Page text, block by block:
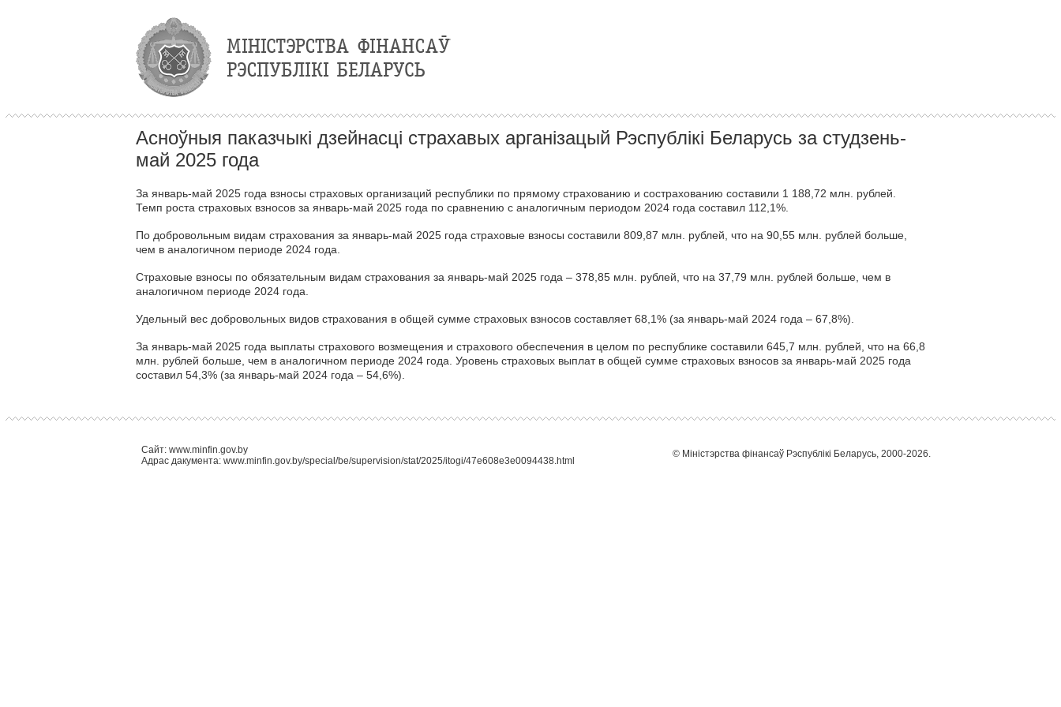
Асноўныя паказчыкі дзейнасці страхавых арганізацый Рэспублікі Беларусь за студзень-
май 2025 года
За январь-май 2025 года взносы страховых организаций республики по прямому страхованию и сострахованию составили 1 188,72 млн. рублей.
Темп роста страховых взносов за январь-май 2025 года по сравнению с аналогичным периодом 2024 года составил 112,1%.
По добровольным видам страхования за январь-май 2025 года страховые взносы составили 809,87 млн. рублей, что на 90,55 млн. рублей больше,
чем в аналогичном периоде 2024 года.
Страховые взносы по обязательным видам страхования за январь-май 2025 года – 378,85 млн. рублей, что на 37,79 млн. рублей больше, чем в
аналогичном периоде 2024 года.
Удельный вес добровольных видов страхования в общей сумме страховых взносов составляет 68,1% (за январь-май 2024 года – 67,8%).
За январь-май 2025 года выплаты страхового возмещения и страхового обеспечения в целом по республике составили 645,7 млн. рублей, что на 66,8
млн. рублей больше, чем в аналогичном периоде 2024 года. Уровень страховых выплат в общей сумме страховых взносов за январь-май 2025 года
составил 54,3% (за январь-май 2024 года – 54,6%).
© Міністэрства фінансаў Рэспублікі Беларусь, 2000-2026.
Сайт: www.minfin.gov.by
Адрас дакумента: www.minfin.gov.by/special/be/supervision/stat/2025/itogi/47e608e3e0094438.html